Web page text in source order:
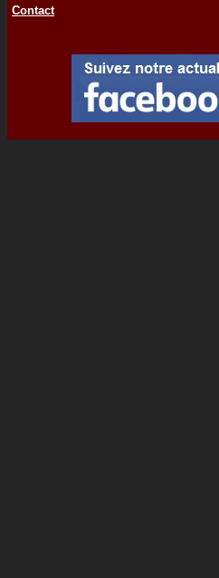
Contact